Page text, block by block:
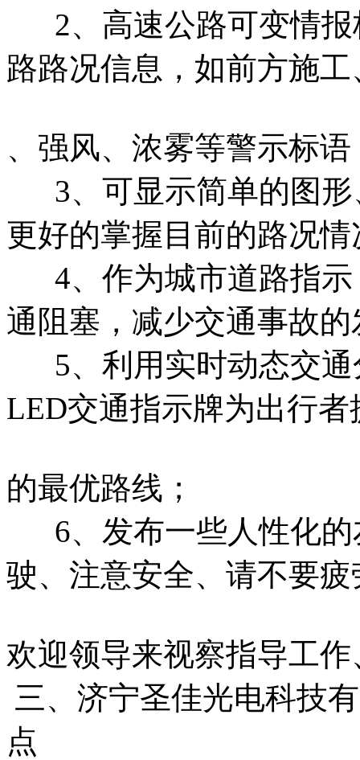
2、高速公路可变情报
路路况信息，如前方施
、强风、浓雾等警示标语
3、可显示简单的图形
更好的掌握目前的路况情
4、作为城市道路指示
通阻塞，减少交通事故的
5、利用实时动态交通
LED交通指示牌为出行
的最优路线；
6、发布一些人性化的
驶、注意安全、请不要
欢迎领导来视察指导工
三、济宁圣佳光电科技
点